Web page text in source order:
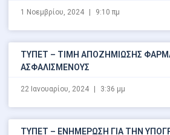
1 Νοεμβρίου, 2024 9:10 πμ
ΤΥΠΕΤ – ΤΙΜΗ ΑΠΟΖΗΜΙΩΣΗΣ
ΑΣΦΑΛΙΣΜΕΝΟΥΣ
22 Ιανουαρίου, 2024 3:36 μμ
ΤΥΠΕΤ – ΕΝΗΜΕΡΩΣΗ ΓΙΑ ΤΗΝ